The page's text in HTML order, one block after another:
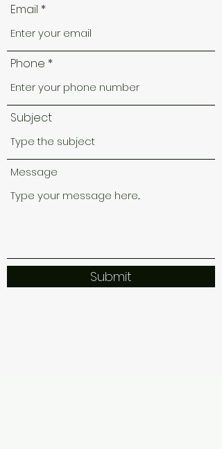
Email
Phone
Subject
Message
Submit